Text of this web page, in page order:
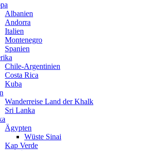
Albanien
Andorra
Italien
Montenegro
Spanien
Chile-Argentinien
Costa Rica
Kuba
Wanderreise Land der Khalk
Sri Lanka
Ägypten
Wüste Sinai
Kap Verde